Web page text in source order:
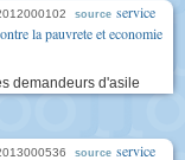
source service
la pauvrete et economie
demandeurs d'asile
source service